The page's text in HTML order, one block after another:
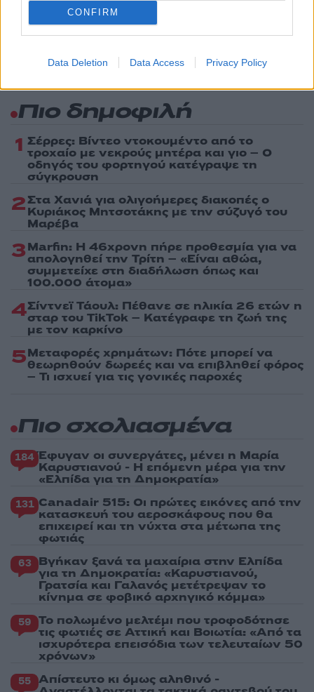
CONFIRM
Data Deletion Data Access Privacy Policy
ενημερωθείτε πρώτοι για όλη την ειδησεογραφία και τα
τελευταία νέα
Πιο δημοφιλή
1 Σέρρες: Βίντεο ντοκουμέντο από το
τροχαίο με νεκρούς μητέρα και γιο – Ο
οδηγός του φορτηγού κατέγραψε τη
σύγκρουση
2Στα Χανιά για ολιγοήμερες διακοπές ο
Κυριάκος Μητσοτάκης με την σύζυγό του
Μαρέβα
3Marfin: Η 46χρονη πήρε προθεσμία για να
απολογηθεί την Τρίτη – «Είναι αθώα,
συμμετείχε στη διαδήλωση όπως και
100.000 άτομα»
4Σίντνεϊ Τάουλ: Πέθανε σε ηλικία 26 ετών η
σταρ του TikTok – Kατέγραφε τη ζωή της
με τον καρκίνο
5Μεταφορές χρημάτων: Πότε μπορεί να
θεωρηθούν δωρεές και να επιβληθεί φόρος
– Τι ισχυεί για τις γονικές παροχές
Πιο σχολιασμένα
184 Έφυγαν οι συνεργάτες, μένει η Μαρία
Καρυστιανού - Η επόμενη μέρα για την
«Ελπίδα για τη Δημοκρατία»
131 Canadair 515: Οι πρώτες εικόνες από την
κατασκευή του αεροσκάφους που θα
επιχειρεί και τη νύχτα στα μέτωπα της
φωτιάς
63 Βγήκαν ξανά τα μαχαίρια στην Ελπίδα
για τη Δημοκρατία: «Καρυστιανού,
Γρατσία και Γαλανός μετέτρεψαν το
κίνημα σε φοβικό αρχηγικό κόμμα»
59 Το πολωμένο μελτέμι που τροφοδότησε
τις φωτιές σε Αττική και Βοιωτία: «Από τα
ισχυρότερα επεισόδια των τελευταίων 50
χρόνων»
55 Απίστευτο κι όμως αληθινό -